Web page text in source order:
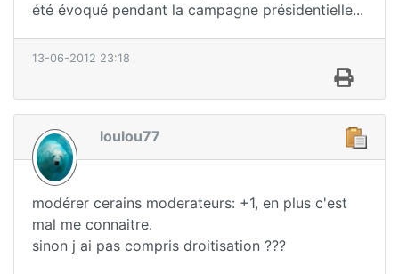
été évoqué pendant la campagne présidentielle...
13-06-2012 23:18
loulou77
modérer cerains moderateurs: +1, en plus c'est
mal me connaitre.
sinon j ai pas compris droitisation ???